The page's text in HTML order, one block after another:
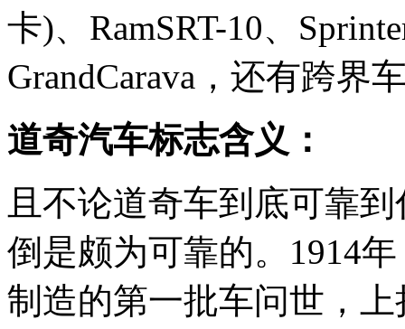
卡)、RamSRT-10、
GrandCarava，还有跨界
道奇汽车标志含义：
且不论道奇车到底可靠
倒是颇为可靠的。1914
制造的第一批车问世，